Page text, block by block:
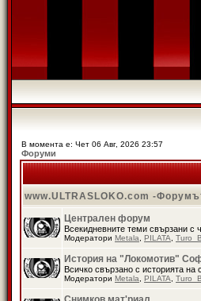
В момента е: Чет 06 Авг, 2026 23:57
Форуми
www.ULTRASLOKO.com -
Централен форум
Всекидневните теми свързани
Модератори Metala PILATA
История на "Локомотив"
Всичко свързано с историята
Модератори Metala PILATA